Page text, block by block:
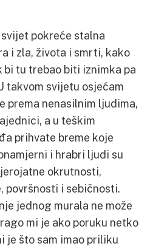
pokreće stalna
i zla, života i smrti, kako
bi tu trebao biti iznimka pa
takvom svijetu osjećam
prema nenasilnim ljudima,
a u teškim
prihvate breme koje
i hrabri ljudi su
okrutnosti,
površnosti i sebičnosti.
jednog murala ne može
mi je ako poruku netko
je što sam imao priliku